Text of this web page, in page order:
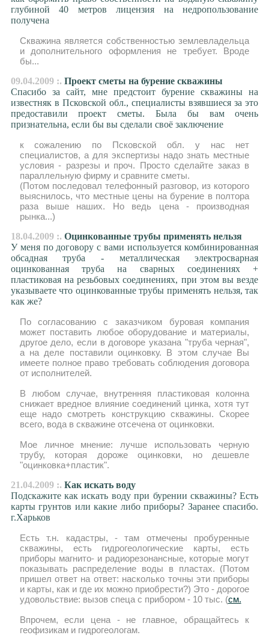
глубиной 40 метров лицензия на недропользование
получена
Скважина является собственностью землевладельца
и дополнительного оформления не требует. Вроде
бы...
09.04.2009 :. Проект сметы на бурение скважины
Спасибо за сайт, мне предстоит бурение скважины на
известняк в Псковской обл., специалисты взявшиеся за это
предоставили проект сметы. Была бы вам очень
признательна, если бы вы сделали своё заключение
к сожалению по Псковской обл. у нас нет
специалистов, а для экспертизы надо знать местные
условия - разрезы и проч. Просто сделайте заказ в
параллельную фирму и сравните сметы.
(Потом последовал телефонный разговор, из которого
выяснилось, что местные цены на бурение в полтора
раза выше наших. Но ведь цена - производная
рынка...)
18.04.2009 :. Оцинкованные трубы применять нельзя
У меня по договору с вами используется комбинированная
обсадная труба - металлическая электросварная
оцинкованная труба на сварных соединениях +
пластиковая на резьбовых соединениях, при этом вы везде
указываете что оцинкованные трубы применять нельзя, так
как же?
По согласованию с заказчиком буровая компания
может поставить любое оборудование и материалы,
другое дело, если в договоре указана "труба черная",
а на деле поставили оцинковку. В этом случае Вы
имеете полное право требовать соблюдения договора
от исполнителей.
В любом случае, внутренняя пластиковая колонна
снижает вредное влияние соединений цинка, хотя тут
еще надо смотреть конструкцию скважины. Скорее
всего, вода в скважине отсечена от оцинковки.
Мое личное мнение: лучше использовать черную
трубу, которая дороже оцинковки, но дешевле
"оцинковка+пластик".
21.04.2009 :. Как искать воду
Подскажите как искать воду при бурении скважины? Есть
карты грунтов или какие либо приборы? Заранее спасибо.
г.Харьков
Есть т.н. кадастры, - там отмечены пробуренные
скважины, есть гидрогеологические карты, есть
приборы магнито- и радиорезонансные, которые могут
показывать распределение воды в пластах. (Потом
пришел ответ на ответ: насколько точны эти приборы
и карты, как и где их можно приобрести?) Это - дорогое
удовольствие: вызов спеца с прибором - 10 тыс. (см.
Впрочем, если цена - не главное, обращайтесь к
геофизикам и гидрогеологам.